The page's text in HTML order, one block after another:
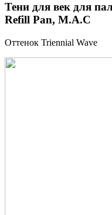
Тени для век для
Refill Pan, M.A.C
Оттенок Triennial Wave